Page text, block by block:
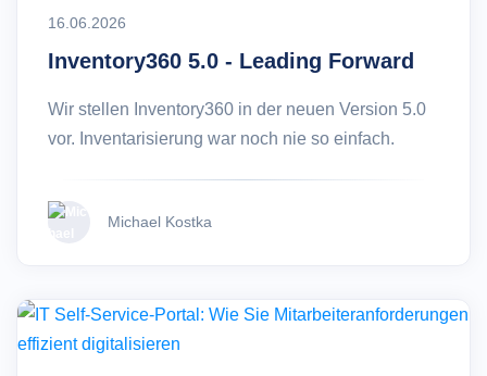
16.06.2026
Inventory360 5.0 - Leading Forward
Wir stellen Inventory360 in der neuen Version 5.0
vor. Inventarisierung war noch nie so einfach.
Michael Kostka